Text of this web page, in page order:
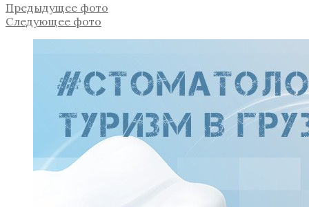
Предыдущее фото
Следующее фото